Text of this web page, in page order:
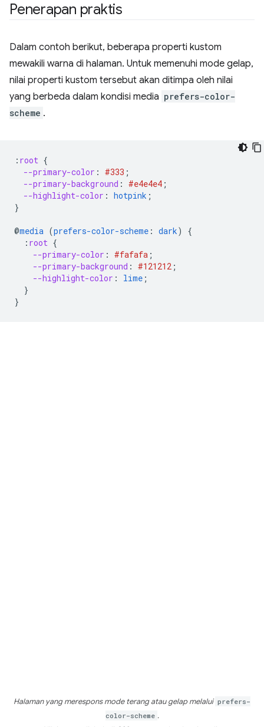
Penerapan praktis
Dalam contoh berikut, beberapa properti kustom
mewakili warna di halaman. Untuk memenuhi mode gelap,
nilai properti kustom tersebut akan ditimpa oleh nilai
yang berbeda dalam kondisi media prefers-color-
scheme .
: root {
--primary-color : #333 ;
--primary-background : #e4e4e4 ;
--highlight-color : hotpink ;
}
@media (prefers-color-scheme : dark)
{
: root {
--primary-color : #fafafa ;
--primary-background : #121212 ;
--highlight-color : lime ;
}
}
Halaman yang merespons mode terang atau gelap melalui prefers-
color-scheme .